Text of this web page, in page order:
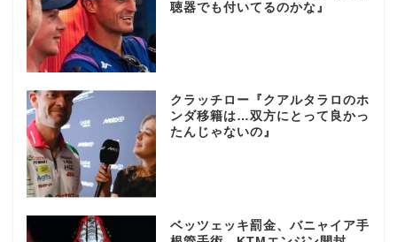
聴器でも付いてるのかな』
クラッチロー『クアルタラロのホ
ンダ移籍は…双方にとって良かっ
たんじゃないの』
ベッツェッキ罰金、バニャイア手